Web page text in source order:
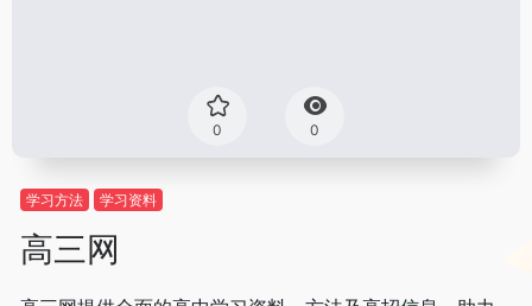
0 0
学习方法 学习资料
高三网